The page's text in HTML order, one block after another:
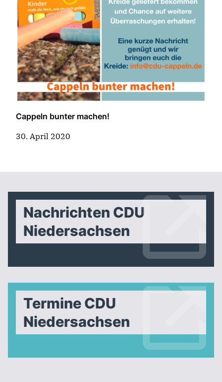
Cappeln bunter machen!
30. April 2020
Nachrichten CDU
Niedersachsen
Termine CDU
Niedersachsen